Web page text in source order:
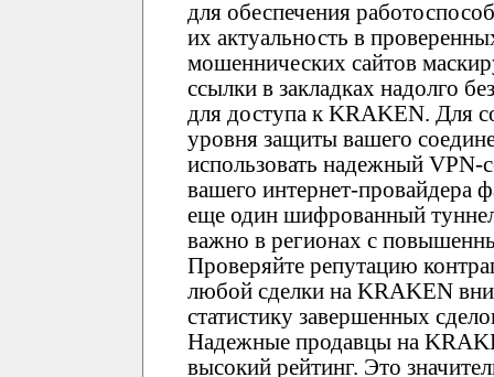
для обеспечения
их актуальность в
мошеннических сайтов
ссылки в закладках надолго
для доступа к KRAKEN. Для
уровня защиты вашего
использовать надежный VPN-
вашего интернет-провайдера
еще один шифрованный
важно в регионах с
Проверяйте репутацию
любой сделки на KRAKEN
статистику завершенных
Надежные продавцы на
высокий рейтинг. Это